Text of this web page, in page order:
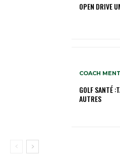
OPEN DRIVE
COACH
GOLF SANTÉ
AUTRES